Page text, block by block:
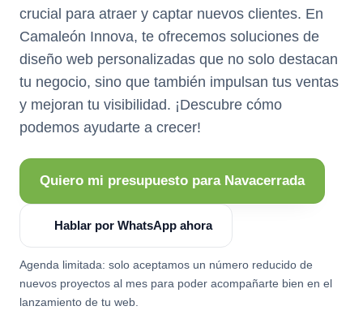
crucial para atraer y captar nuevos clientes. En
Camaleón Innova, te ofrecemos soluciones de
diseño web personalizadas que no solo destacan
tu negocio, sino que también impulsan tus ventas
y mejoran tu visibilidad. ¡Descubre cómo
podemos ayudarte a crecer!
Quiero mi presupuesto para Navacerrada
Hablar por WhatsApp ahora
Agenda limitada: solo aceptamos un número reducido de
nuevos proyectos al mes para poder acompañarte bien en el
lanzamiento de tu web.